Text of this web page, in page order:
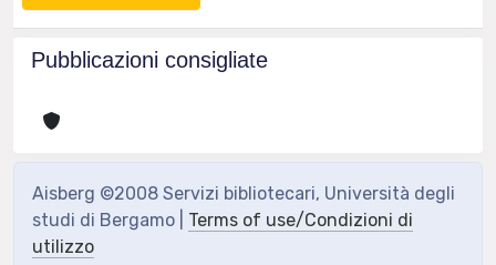
Pubblicazioni consigliate
Aisberg ©2008 Servizi bibliotecari, Università degli
studi di Bergamo | Terms of use/Condizioni di
utilizzo